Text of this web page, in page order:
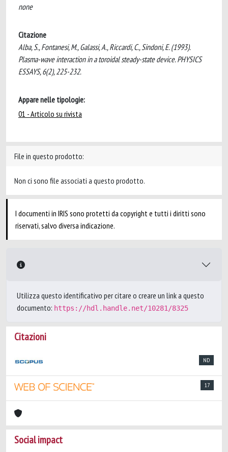
none
Citazione
Alba, S., Fontanesi, M., Galassi, A., Riccardi, C., Sindoni, E. (1993).
Plasma-wave interaction in a toroidal steady-state device. PHYSICS
ESSAYS, 6(2), 225-232.
Appare nelle tipologie:
01 - Articolo su rivista
File in questo prodotto:
Non ci sono file associati a questo prodotto.
I documenti in IRIS sono protetti da copyright e tutti i diritti sono
riservati, salvo diversa indicazione.
Utilizza questo identificativo per citare o creare un link a questo
documento: https://hdl.handle.net/10281/8325
Citazioni
ND
17
Social impact